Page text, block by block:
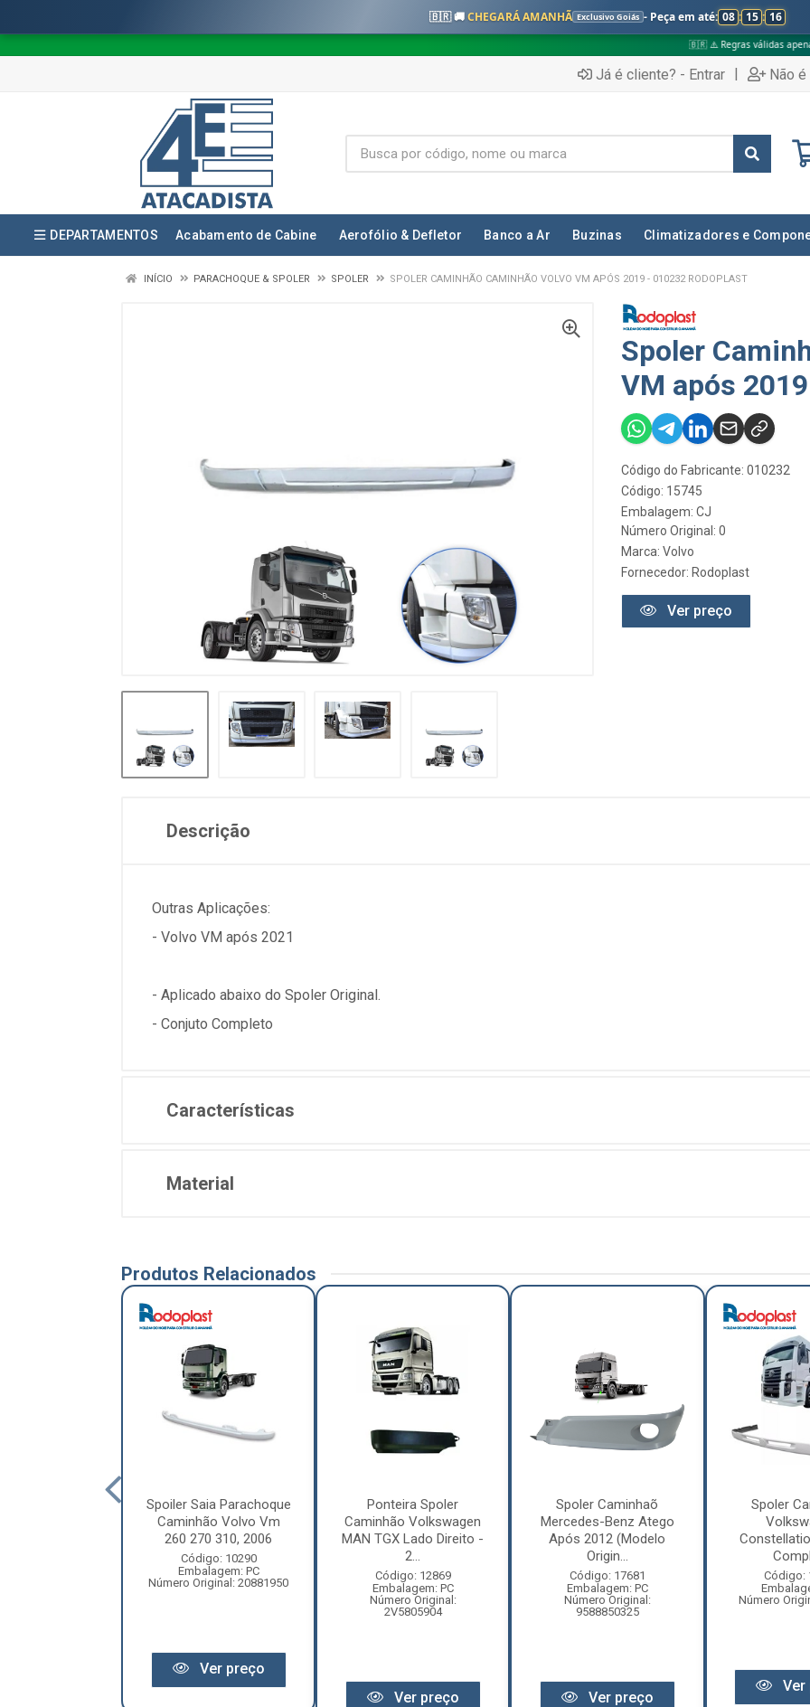
🇧🇷 🚚CHEGARÁ AMANHÃ Exclusivo Goiás - Peça em até: 08 : 15 : 15
🇧🇷 ⚠️ Regras válidas apenas para:
Já é cliente? - Entrar | Não
DEPARTAMENTOS Acabamento de Cabine Aerofólio & Defletor Banco a Ar Buzinas Climatizadores e
INÍCIO PARACHOQUE & SPOLER SPOLER SPOLER CAMINHÃO CAMINHÃO VOLVO VM APÓS 2019 - 010232 RODOPLAST
Spoler
VM após
Código do Fabricante: 010232
Código: 15745
Embalagem: CJ
Número Original: 0
Marca: Volvo
Fornecedor: Rodoplast
Ver preço
Descrição
Outras Aplicações:
- Volvo VM após 2021
- Aplicado abaixo do Spoler Original.
- Conjuto Completo
Características
Material
Produtos Relacionados
Spoiler Saia Parachoque
Caminhão Volvo Vm
260 270 310, 2006
Código: 10290
Embalagem: PC
Número Original: 20881950
Ver preço
Ponteira Spoler
Caminhão Volkswagen
MAN TGX Lado Direito -
2...
Código: 12869
Embalagem: PC
Número Original:
2V5805904
Ver preço
Spoler Caminhaõ
Mercedes-Benz Atego
Após 2012 (Modelo
Origin...
Código: 17681
Embalagem: PC
Número Original:
9588850325
Ver preço
Spoler
Código:
Número
Ver